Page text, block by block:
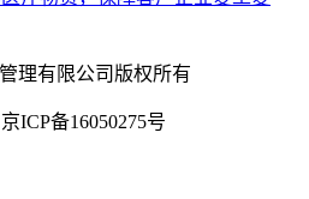
理有限公司版权所有
ICP备16050275号